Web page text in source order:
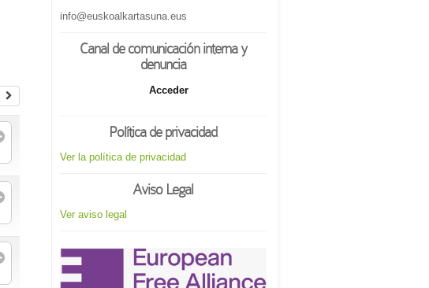
info@euskoalkartasuna.eus
Canal de comunicación interna y
denuncia
Acceder
Política de privacidad
Ver la política de privacidad
Aviso Legal
Ver aviso legal